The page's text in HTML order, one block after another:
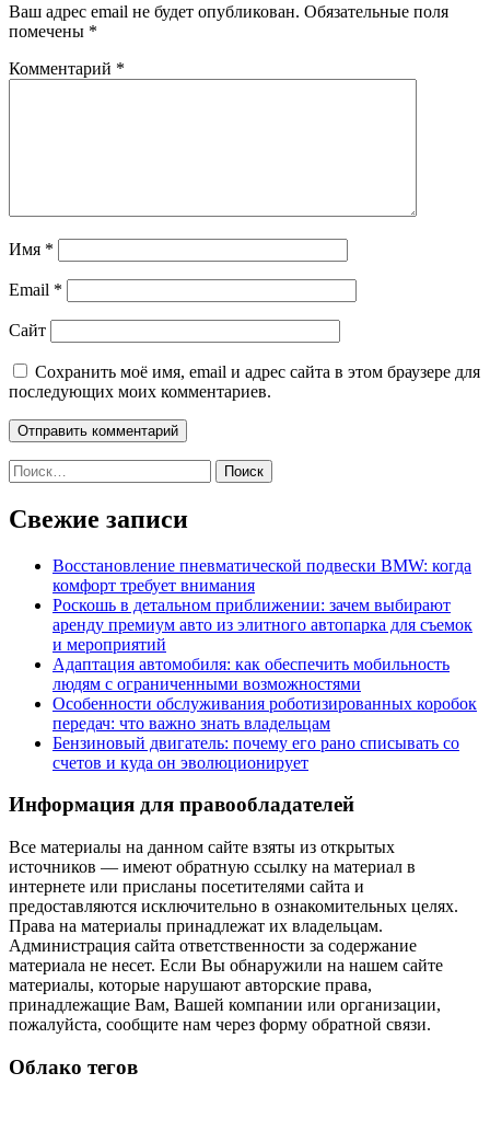
Ваш адрес email не будет опубликован. Обязательные поля
помечены *
Комментарий *
Имя *
Email *
Сайт
Сохранить моё имя, email и адрес сайта в этом браузере для
последующих моих комментариев.
Найти:
Свежие записи
Восстановление пневматической подвески BMW: когда
комфорт требует внимания
Роскошь в детальном приближении: зачем выбирают
аренду премиум авто из элитного автопарка для съемок
и мероприятий
Адаптация автомобиля: как обеспечить мобильность
людям с ограниченными возможностями
Особенности обслуживания роботизированных коробок
передач: что важно знать владельцам
Бензиновый двигатель: почему его рано списывать со
счетов и куда он эволюционирует
Информация для правообладателей
Все материалы на данном сайте взяты из открытых
источников — имеют обратную ссылку на материал в
интернете или присланы посетителями сайта и
предоставляются исключительно в ознакомительных целях.
Права на материалы принадлежат их владельцам.
Администрация сайта ответственности за содержание
материала не несет. Если Вы обнаружили на нашем сайте
материалы, которые нарушают авторские права,
принадлежащие Вам, Вашей компании или организации,
пожалуйста, сообщите нам через форму обратной связи.
Облако тегов